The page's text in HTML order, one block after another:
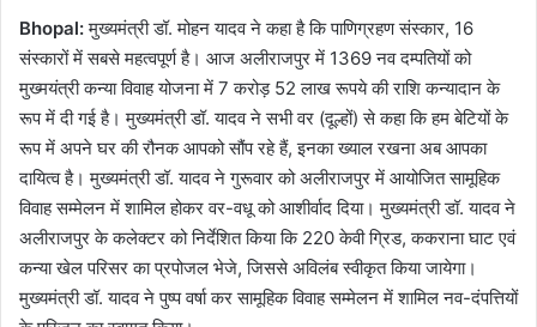
Bhopal:मुख्यमंत्री डॉ. मोहन यादव ने कहा है कि पाणिग्रहण संस्कार, 16
संस्कारों में सबसे महत्वपूर्ण है। आज अलीराजपुर में 1369 नव दम्पतियों को
मुख्मयंत्री कन्या विवाह योजना में 7 करोड़ 52 लाख रूपये की राशि कन्यादान के
रूप में दी गई है। मुख्यमंत्री डॉ. यादव ने सभी वर (दूल्हों) से कहा कि हम बेटियों के
रूप में अपने घर की रौनक आपको सौंप रहे हैं, इनका ख्याल रखना अब आपका
दायित्व है। मुख्यमंत्री डॉ. यादव ने गुरूवार को अलीराजपुर में आयोजित सामूहिक
विवाह सम्मेलन में शामिल होकर वर-वधू को आशीर्वाद दिया। मुख्यमंत्री डॉ. यादव ने
अलीराजपुर के कलेक्टर को निर्देशित किया कि 220 केवी ग्रिड, ककराना घाट एवं
कन्या खेल परिसर का प्रपोजल भेजे, जिससे अविलंब स्वीकृत किया जायेगा।
मुख्यमंत्री डॉ. यादव ने पुष्प वर्षा कर सामूहिक विवाह सम्मेलन में शामिल नव-दंपत्तियों